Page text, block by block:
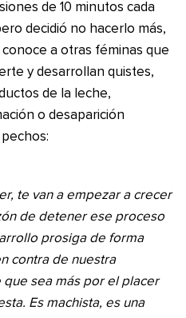
de 10 minutos cada
decidió no hacerlo más,
a otras féminas que
y desarrollan quistes,
de la leche,
o desaparición
te van a empezar a crecer
de detener ese proceso
prosiga de forma
contra de nuestra
sea más por el placer
Es machista, es una